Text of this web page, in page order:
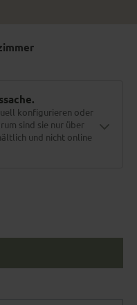
konfigurieren oder
sind sie nur über
und nicht online